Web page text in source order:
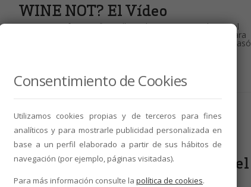
WINE NOT? El Vídeo
WINE NOT? fue una fiesta llena de sorpresas en la que el
mundo del vino se hizo joven Ahora tenemos el vídeo para
que descubras (o recuerdes con nostalgia) todo lo que pasó
INICIATIVAS ,NOTICIAS
La DO LEÓN sirve los vinos en el
homenaje al Chef Ferrán
Consentimiento de Cookies
Utilizamos cookies propias y de terceros para fines
analíticos y para mostrarle publicidad personalizada en
base a un perfil elaborado a partir de sus hábitos de
navegación (por ejemplo, páginas visitadas).
Para más información consulte la política de cookies.